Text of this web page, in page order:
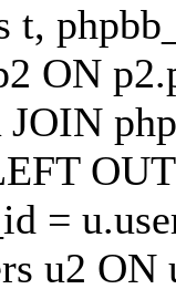
t,
ON
=
u2